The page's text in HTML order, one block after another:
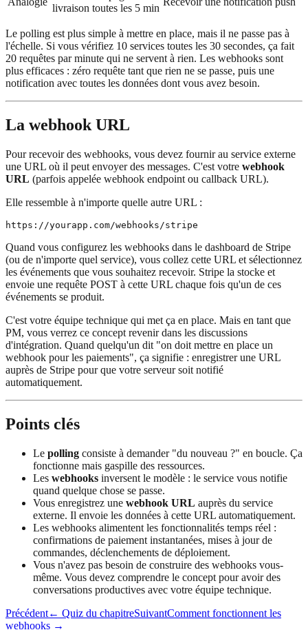
livraison toutes les 5 min
Le polling est plus simple à mettre en place, mais il ne passe pas à
l'échelle. Si vous vérifiez 10 services toutes les 30 secondes, ça fait
20 requêtes par minute qui ne servent à rien. Les webhooks sont
plus efficaces : zéro requête tant que rien ne se passe, puis une
notification avec toutes les données dont vous avez besoin.
La webhook URL
Pour recevoir des webhooks, vous devez fournir au service externe
une URL où il peut envoyer des messages. C'est votre webhook
URL (parfois appelée webhook endpoint ou callback URL).
Elle ressemble à n'importe quelle autre URL :
Quand vous configurez les webhooks dans le dashboard de Stripe
(ou de n'importe quel service), vous collez cette URL et sélectionnez
les événements que vous souhaitez recevoir. Stripe la stocke et
envoie une requête POST à cette URL chaque fois qu'un de ces
événements se produit.
C'est votre équipe technique qui met ça en place. Mais en tant que
PM, vous verrez ce concept revenir dans les discussions
d'intégration. Quand quelqu'un dit "on doit mettre en place un
webhook pour les paiements", ça signifie : enregistrer une URL
auprès de Stripe pour que votre serveur soit notifié
automatiquement.
Points clés
Le polling consiste à demander "du nouveau ?" en boucle. Ça
fonctionne mais gaspille des ressources.
Les webhooks inversent le modèle : le service vous notifie
quand quelque chose se passe.
Vous enregistrez une webhook URL auprès du service
externe. Il envoie les données à cette URL automatiquement.
Les webhooks alimentent les fonctionnalités temps réel :
confirmations de paiement instantanées, mises à jour de
commandes, déclenchements de déploiement.
Vous n'avez pas besoin de construire des webhooks vous-
même. Vous devez comprendre le concept pour avoir des
conversations productives avec votre équipe technique.
Précédent← Quiz du chapitreSuivantComment fonctionnent les
webhooks →